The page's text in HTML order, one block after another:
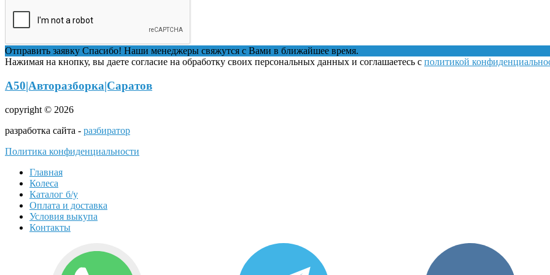
Отправить заявку Спасибо! Наши менеджеры свяжутся с Вами в ближайшее время.
Нажимая на кнопку, вы даете согласие на обработку своих персональных данных и соглашаетесь с политикой
А50|Авторазборка|Саратов
copyright © 2026
разработка сайта - разбиратор
Политика конфиденциальности
Главная
Колеса
Каталог б/у
Оплата и доставка
Условия выкупа
Контакты